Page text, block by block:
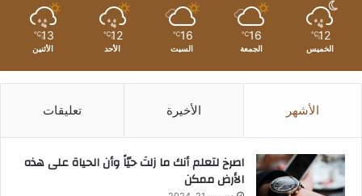
12
℃
الخميس
16
℃
الجمعة
16
℃
السبت
12
℃
الأحد
13
℃
الأثنين
الأشهر الأخيرة تعليقات
‫اصرخ لتعلم أنك ما زلتَ حيّاً وأن الحياة على هذه
الأرض ممكن